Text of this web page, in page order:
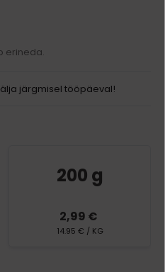
erineda.
järgmisel tööpäeval!
200 g
2,99 €
14.95 € / KG